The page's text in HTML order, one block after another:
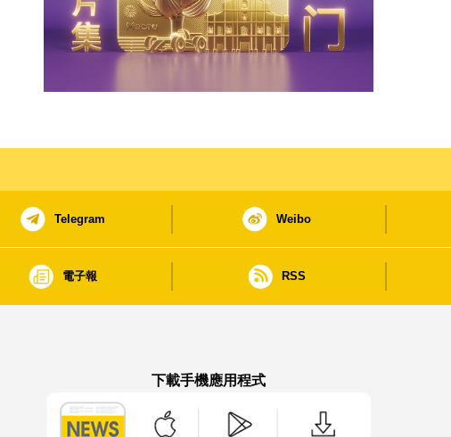
Telegram Weibo
電子報 RSS
下載手機應用程式